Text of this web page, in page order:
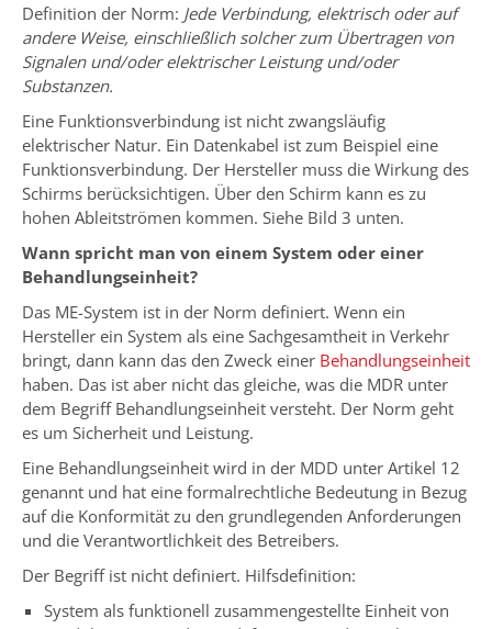
Definition der Norm: Jede Verbindung, elektrisch oder auf
andere Weise, einschließlich solcher zum Übertragen von
Signalen und/oder elektrischer Leistung und/oder
Substanzen.
Eine Funktionsverbindung ist nicht zwangsläufig
elektrischer Natur. Ein Datenkabel ist zum Beispiel eine
Funktionsverbindung. Der Hersteller muss die Wirkung des
Schirms berücksichtigen. Über den Schirm kann es zu
hohen Ableitströmen kommen. Siehe Bild 3 unten.
Wann spricht man von einem System oder einer
Behandlungseinheit?
Das ME-System ist in der Norm definiert. Wenn ein
Hersteller ein System als eine Sachgesamtheit in Verkehr
bringt, dann kann das den Zweck einer Behandlungseinheit
haben. Das ist aber nicht das gleiche, was die MDR unter
dem Begriff Behandlungseinheit versteht. Der Norm geht
es um Sicherheit und Leistung.
Eine Behandlungseinheit wird in der MDD unter Artikel 12
genannt und hat eine formalrechtliche Bedeutung in Bezug
auf die Konformität zu den grundlegenden Anforderungen
und die Verantwortlichkeit des Betreibers.
Der Begriff ist nicht definiert. Hilfsdefinition:
System als funktionell zusammengestellte Einheit von